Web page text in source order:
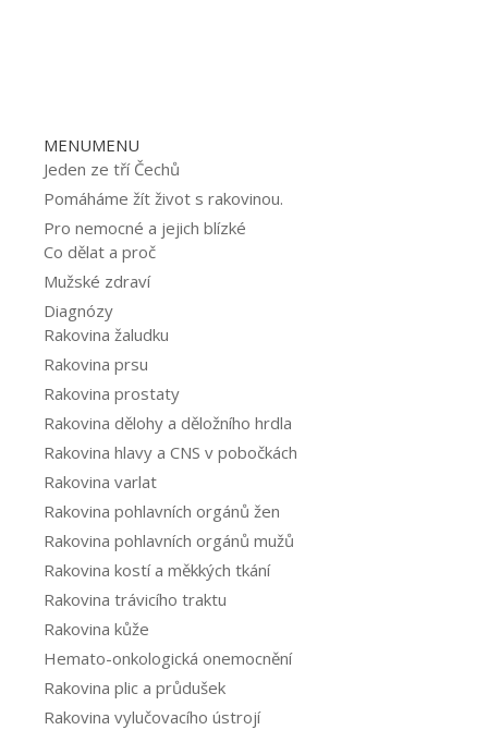
MENUMENU
Jeden ze tří Čechů
Pomáháme žít život s rakovinou.
Pro nemocné a jejich blízké
Co dělat a proč
Mužské zdraví
Diagnózy
Rakovina žaludku
Rakovina prsu
Rakovina prostaty
Rakovina dělohy a děložního hrdla
Rakovina hlavy a CNS v pobočkách
Rakovina varlat
Rakovina pohlavních orgánů žen
Rakovina pohlavních orgánů mužů
Rakovina kostí a měkkých tkání
Rakovina trávicího traktu
Rakovina kůže
Hemato-onkologická onemocnění
Rakovina plic a průdušek
Rakovina vylučovacího ústrojí